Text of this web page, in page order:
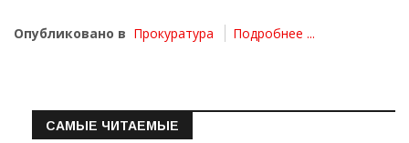
Опубликовано в Прокуратура Подробнее ...
САМЫЕ ЧИТАЕМЫЕ